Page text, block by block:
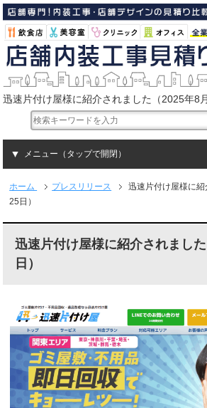
迅速片付け屋様に紹介されました（2025年8
メニュー（タップで開閉）
ホーム プレスリリース
迅速片付け屋様に
25日）
迅速片付け屋様に紹介されまし
日）